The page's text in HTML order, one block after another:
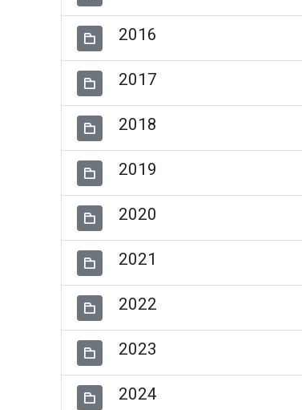
2016
2017
2018
2019
2020
2021
2022
2023
2024